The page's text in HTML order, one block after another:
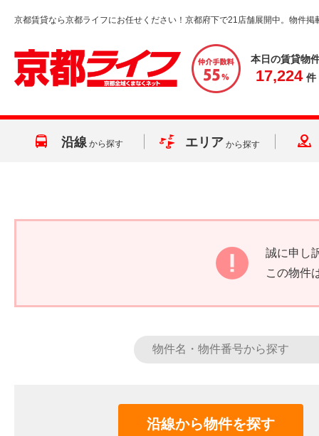
京都賃貸なら京都ライフにお任せください！京都府下で21店舗展開中。物件掲
本日の賃貸物
17,224 件
沿線 から探す エリア から探す
誠に申し
この物件
沿線から物件を探す